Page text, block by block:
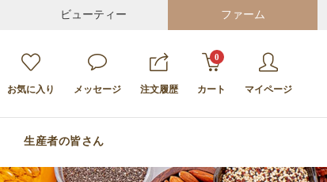
ビューティー ファーム
お気に入り メッセージ 注文履歴
0
カート マイページ
生産者の皆さん